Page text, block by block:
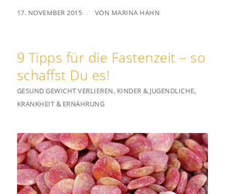
17. NOVEMBER 2015 / VON MARINA HAHN
9 Tipps für die Fastenzeit – so
schaffst Du es!
GESUND GEWICHT VERLIEREN, KINDER & JUGENDLICHE,
KRANKHEIT & ERNÄHRUNG